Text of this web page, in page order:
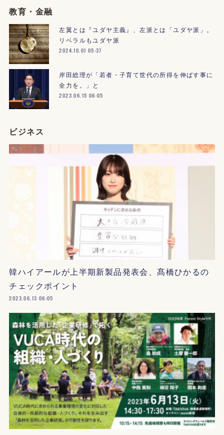
教育・金融
左翼とは『ユダヤ主義』、左派とは「ユダヤ派」。
リベラルもユダヤ派
2024.10.01 05:37
岸田総理が「若者・子育て世代の所得を伸ばす事に
全力を。」と
2023.06.15 06:05
ビジネス
韓ハイアールが上半期新製品発表会、髙橋ひかるの
チェックポイント
2023.06.13 06:05